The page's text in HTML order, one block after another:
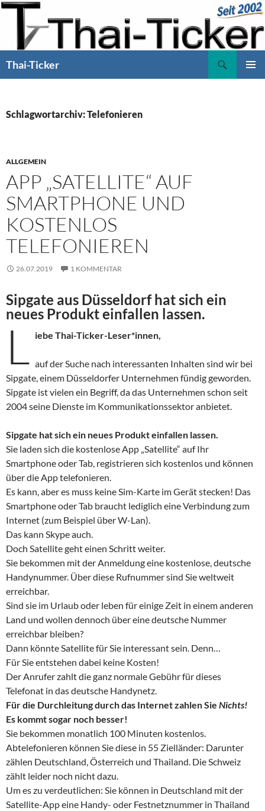
Zum
Inhalt
springen
Thai-Ticker
Schlagwortarchiv: Telefonieren
ALLGEMEIN
APP „SATELLITE“ AUF
SMARTPHONE UND
KOSTENLOS
TELEFONIEREN
26.07.2019 1 KOMMENTAR
Sipgate aus Düsseldorf hat sich ein
neues Produkt einfallen lassen.
L iebe Thai-Ticker-Leser*innen,
auf der Suche nach interessanten Inhalten sind wir bei
Sipgate, einem Düsseldorfer Unternehmen fündig geworden.
Sipgate ist vielen ein Begriff, da das Unternehmen schon seit
2004 seine Dienste im Kommunikationssektor anbietet.
Sipgate hat sich ein neues Produkt einfallen lassen.
Sie laden sich die kostenlose App „Satellite“ auf Ihr
Smartphone oder Tab, registrieren sich kostenlos und können
über die App telefonieren.
Es kann, aber es muss keine Sim-Karte im Gerät stecken! Das
Smartphone oder Tab braucht lediglich eine Verbindung zum
Internet (zum Beispiel über W-Lan).
Das kann Skype auch.
Doch Satellite geht einen Schritt weiter.
Sie bekommen mit der Anmeldung eine kostenlose, deutsche
Handynummer. Über diese Rufnummer sind Sie weltweit
erreichbar.
Sind sie im Urlaub oder leben für einige Zeit in einem anderen
Land und wollen dennoch über eine deutsche Nummer
erreichbar bleiben?
Dann könnte Satellite für Sie interessant sein. Denn…
Für Sie entstehen dabei keine Kosten!
Der Anrufer zahlt die ganz normale Gebühr für dieses
Telefonat in das deutsche Handynetz.
Für die Durchleitung durch das Internet zahlen Sie Nichts!
Es kommt sogar noch besser!
Sie bekommen monatlich 100 Minuten kostenlos.
Abtelefonieren können Sie diese in 55 Zielländer: Darunter
zählen Deutschland, Österreich und Thailand. Die Schweiz
zählt leider noch nicht dazu.
Um es zu verdeutlichen: Sie können in Deutschland mit der
Satellite-App eine Handy- oder Festnetznummer in Thailand